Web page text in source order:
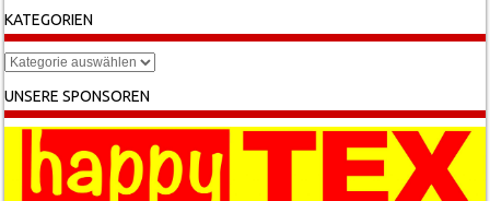
KATEGORIEN
Kategorien
UNSERE SPONSOREN